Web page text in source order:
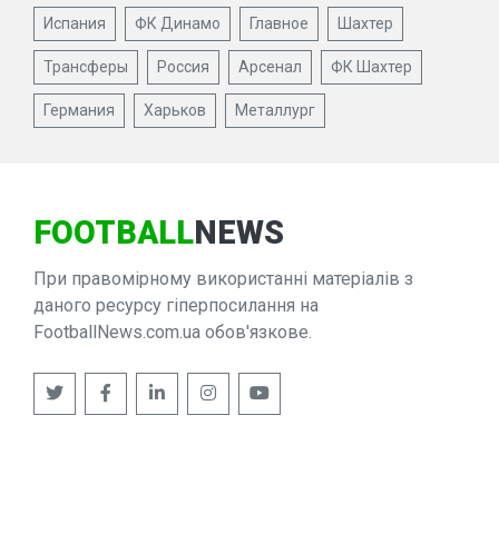
Испания ФК Динамо Главное Шахтер
Трансферы Россия Арсенал ФК Шахтер
Германия Харьков Металлург
FOOTBALLNEWS
При правомірному використанні матеріалів з
даного ресурсу гіперпосилання на
FootballNews.com.ua обов'язкове.